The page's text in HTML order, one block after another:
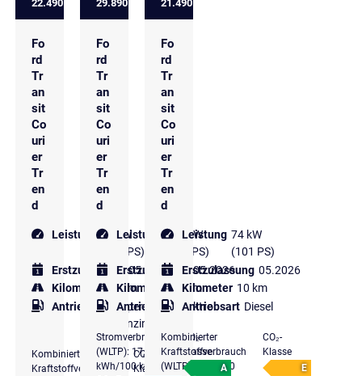
22.490 €
Fo
rd
Tr
an
sit
Co
uri
er
Tr
en
d
Leistung 92 kW
(125 PS)
Erstzulassung 05.2026
Kilometer 50 km
Antriebsart
Super
Benzin
Kombinierter
Kraftstoffverbrauch
CO₂-
Klasse
29.890 €
Fo
rd
Tr
an
sit
Co
uri
er
Tr
en
d
Leistung 100 kW
(136 PS)
Erstzulassung 05.2026
Kilometer 50 km
Antriebsart
Elektro
Stromverbrauch
(WLTP): 17,2
kWh/100 km *,
CO₂-
Klasse
A
21.490 €
Fo
rd
Tr
an
sit
Co
uri
er
Tr
en
d
Leistung 74 kW
(101 PS)
Erstzulassung 05.2026
Kilometer 10 km
Antriebsart Diesel
Kombinierter
Kraftstoffverbrauch
(WLTP): 5,4 l/100
CO₂-
Klasse
E